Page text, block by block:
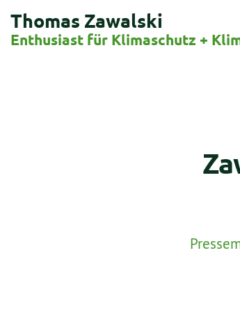
Thomas Zawalski
Enthusiast für Klimaschutz +